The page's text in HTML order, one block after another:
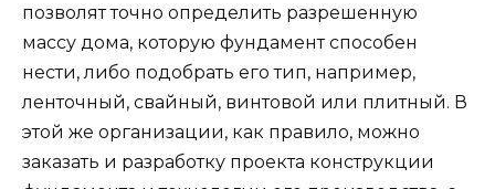
позволят точно определить разрешенную
массу дома, которую фундамент способен
нести, либо подобрать его тип, например,
ленточный, свайный, винтовой или плитный. В
этой же организации, как правило, можно
заказать и разработку проекта конструкции